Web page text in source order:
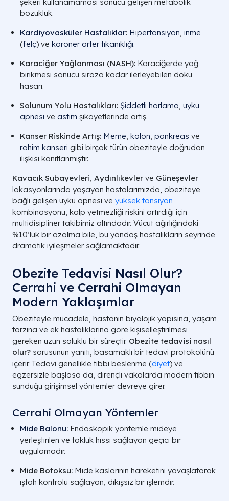
VKİ Aralığı
18.5 - 24.9 Normal Kilolu
25.0 - 29.9 Fazla Kilolu
30.0 - 34.9 1. Derece Obezite
40.0 ve Üstü
A LIFE SAĞLIK GRUBU
şekeri kullanamaması sonucu gelişen metabolik
bozukluk.
Kardiyovasküler Hastalıklar: Hipertansiyon, inme
(felç) ve koroner arter tıkanıklığı.
Karaciğer Yağlanması (NASH): Karaciğerde yağ
birikmesi sonucu siroza kadar ilerleyebilen doku
hasarı.
Solunum Yolu Hastalıkları: Şiddetli horlama, uyku
apnesi ve astım şikayetlerinde artış.
Kanser Riskinde Artış: Meme, kolon, pankreas ve
rahim kanseri gibi birçok türün obeziteyle doğrudan
ilişkisi kanıtlanmıştır.
Kavacık Subayevleri, Aydınlıkevler ve Güneşevler
lokasyonlarında yaşayan hastalarımızda, obeziteye
bağlı gelişen uyku apnesi ve yüksek tansiyon
kombinasyonu, kalp yetmezliği riskini artırdığı için
multidisipliner takibimiz altındadır. Vücut ağırlığındaki
%10’luk bir azalma bile, bu yandaş hastalıkların seyrinde
dramatik iyileşmeler sağlamaktadır.
Obezite Tedavisi Nasıl Olur?
Cerrahi ve Cerrahi Olmayan
Modern Yaklaşımlar
Obeziteyle mücadele, hastanın biyolojik yapısına, yaşam
tarzına ve ek hastalıklarına göre kişiselleştirilmesi
gereken uzun soluklu bir süreçtir. Obezite tedavisi nasıl
olur? sorusunun yanıtı, basamaklı bir tedavi protokolünü
içerir. Tedavi genellikle tıbbi beslenme (diyet) ve
egzersizle başlasa da, dirençli vakalarda modern tıbbın
sunduğu girişimsel yöntemler devreye girer.
Cerrahi Olmayan Yöntemler
Mide Balonu: Endoskopik yöntemle mideye
yerleştirilen ve tokluk hissi sağlayan geçici bir
uygulamadır.
Mide Botoksu: Mide kaslarının hareketini yavaşlatarak
iştah kontrolü sağlayan, dikişsiz bir işlemdir.